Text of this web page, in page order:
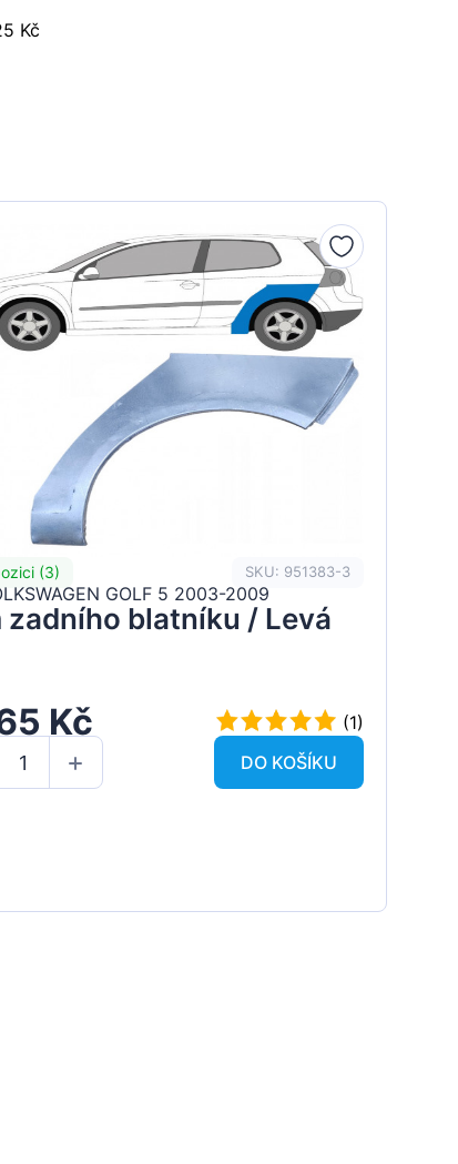
Kč
(3) SKU: 951383-3
GOLF 5 2003-2009
zadního blatníku / Levá
Kč
(1)
DO KOŠÍKU